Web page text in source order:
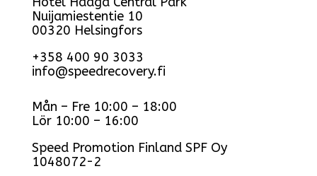
Nuijamiestentie 10
00320 Helsingfors
+358 400 90 3033
info@speedrecovery.fi
Mån – Fre 10:00 – 18:00
Lör 10:00 – 16:00
Speed Promotion Finland SPF Oy
1048072-2